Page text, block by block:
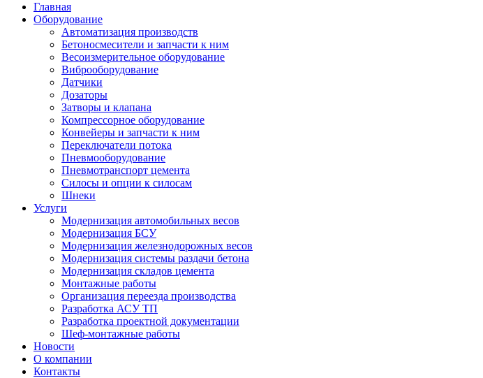
Главная
Оборудование
Автоматизация производств
Бетоносмесители и запчасти к ним
Весоизмерительное оборудование
Виброоборудование
Датчики
Дозаторы
Затворы и клапана
Компрессорное оборудование
Конвейеры и запчасти к ним
Переключатели потока
Пневмооборудование
Пневмотранспорт цемента
Силосы и опции к силосам
Шнеки
Услуги
Модернизация автомобильных весов
Модернизация БСУ
Модернизация железнодорожных весов
Модернизация системы раздачи бетона
Модернизация складов цемента
Монтажные работы
Организация переезда производства
Разработка АСУ ТП
Разработка проектной документации
Шеф-монтажные работы
Новости
О компании
Контакты